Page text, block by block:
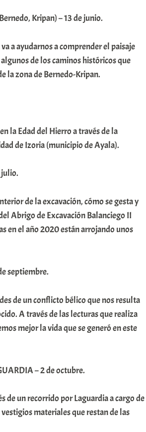
Kripan) – 13 de junio.
a ayudarnos a comprender el paisaje
de los caminos históricos que
la zona de Bernedo-Kripan.
la Edad del Hierro a través de la
de Izoria (municipio de Ayala).
julio.
de la excavación, cómo se gesta y
Abrigo de Excavación Balanciego II
en el año 2020 están arrojando unos
septiembre.
de un conflicto bélico que nos resulta
A través de las lecturas que realiza
mejor la vida que se generó en este
– 2 de octubre.
de un recorrido por Laguardia a cargo de
materiales que restan de las